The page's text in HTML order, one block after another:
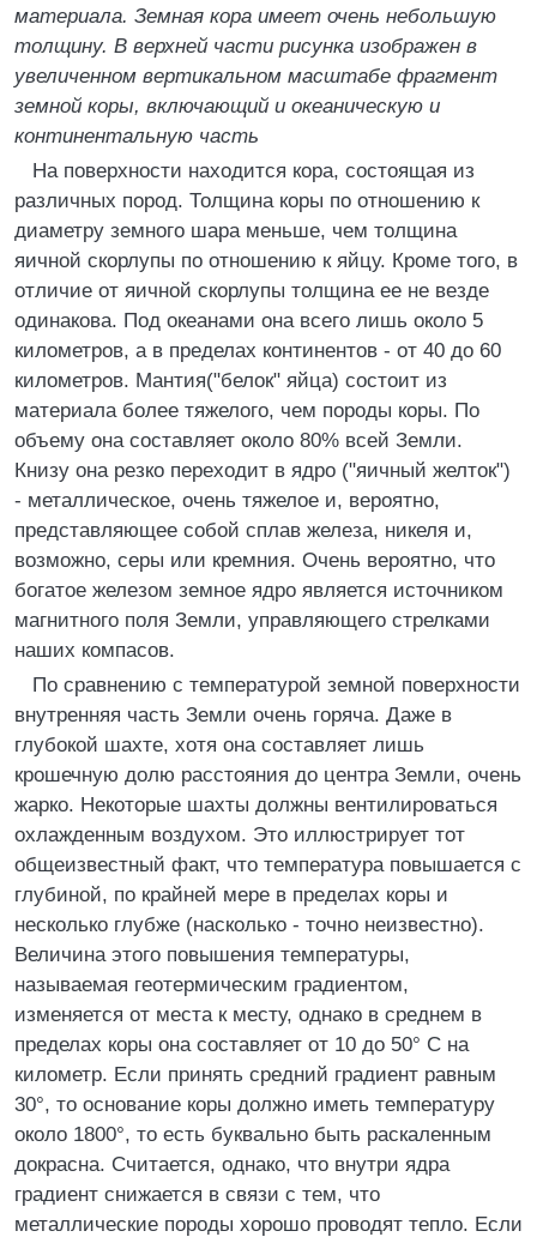
материала. Земная кора имеет очень небольшую
толщину. В верхней части рисунка изображен в
увеличенном вертикальном масштабе фрагмент
земной коры, включающий и океаническую и
континентальную часть
На поверхности находится кора, состоящая из
различных пород. Толщина коры по отношению к
диаметру земного шара меньше, чем толщина
яичной скорлупы по отношению к яйцу. Кроме того, в
отличие от яичной скорлупы толщина ее не везде
одинакова. Под океанами она всего лишь около 5
километров, а в пределах континентов - от 40 до 60
километров. Мантия("белок" яйца) состоит из
материала более тяжелого, чем породы коры. По
объему она составляет около 80% всей Земли.
Книзу она резко переходит в ядро ("яичный желток")
- металлическое, очень тяжелое и, вероятно,
представляющее собой сплав железа, никеля и,
возможно, серы или кремния. Очень вероятно, что
богатое железом земное ядро является источником
магнитного поля Земли, управляющего стрелками
наших компасов.
По сравнению с температурой земной поверхности
внутренняя часть Земли очень горяча. Даже в
глубокой шахте, хотя она составляет лишь
крошечную долю расстояния до центра Земли, очень
жарко. Некоторые шахты должны вентилироваться
охлажденным воздухом. Это иллюстрирует тот
общеизвестный факт, что температура повышается с
глубиной, по крайней мере в пределах коры и
несколько глубже (насколько - точно неизвестно).
Величина этого повышения температуры,
называемая геотермическим градиентом,
изменяется от места к месту, однако в среднем в
пределах коры она составляет от 10 до 50° С на
километр. Если принять средний градиент равным
30°, то основание коры должно иметь температуру
около 1800°, то есть буквально быть раскаленным
докрасна. Считается, однако, что внутри ядра
градиент снижается в связи с тем, что
металлические породы хорошо проводят тепло. Если